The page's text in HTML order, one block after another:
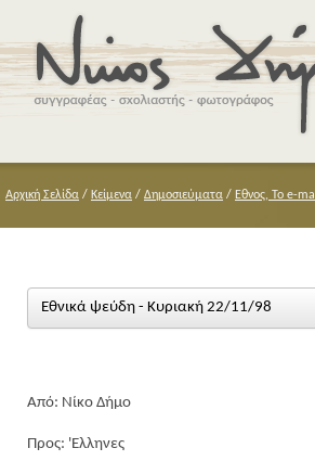
Αρχική Σελίδα / Κείμενα / Δημοσιεύματα / Εθνος, Το e-
Εθνικά ψεύδη - Κυριακή 22/11/98
Από: Νίκο Δήμο
Προς: 'Ελληνες